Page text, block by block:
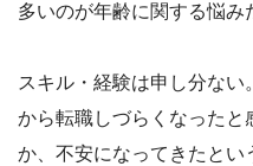
多いのが年齢に関する悩み
スキル・経験は申し分ない
から転職しづらくなった
か、不安になってきたとい